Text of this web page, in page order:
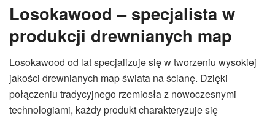
Losokawood – specjalista w
produkcji drewnianych map
Losokawood od lat specjalizuje się w tworzeniu wysokiej
jakości drewnianych map świata na ścianę. Dzięki
połączeniu tradycyjnego rzemiosła z nowoczesnymi
technologiami, każdy produkt charakteryzuje się